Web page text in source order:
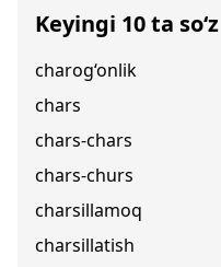
Keyingi 10 ta so‘z
charog‘onlik
chars
chars-chars
chars-churs
charsillamoq
charsillatish